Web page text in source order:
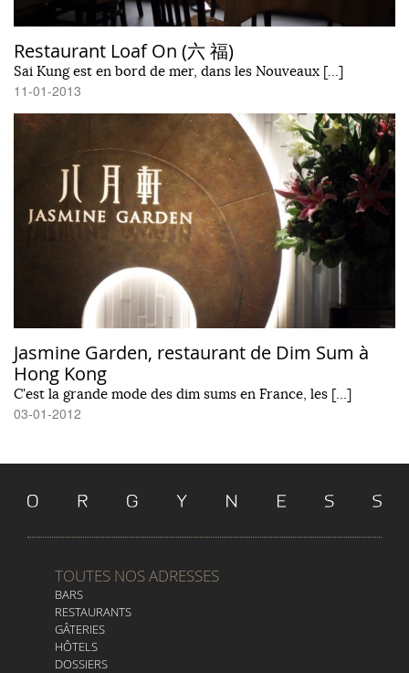
Restaurant Loaf On (六 福)
Sai Kung est en bord de mer, dans les Nouveaux […]
11-01-2013
Jasmine Garden, restaurant de Dim Sum à
Hong Kong
C'est la grande mode des dim sums en France, les […]
03-01-2012
TOUTES NOS ADRESSES
BARS
RESTAURANTS
GÂTERIES
HÔTELS
DOSSIERS